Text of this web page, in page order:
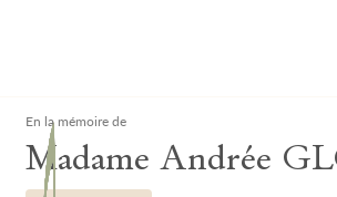
En la mémoire de
Madame Andrée